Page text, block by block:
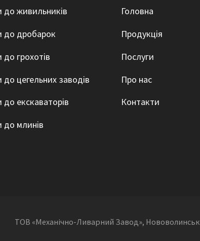
до живильників
до дробарок
грохотів
до цегельних заводів
екскаваторів
до млинів
Головна
Продукція
Послуги
Про нас
Контакти
ТОВ «Механічно-Ливарний Завод», Нововолинськ